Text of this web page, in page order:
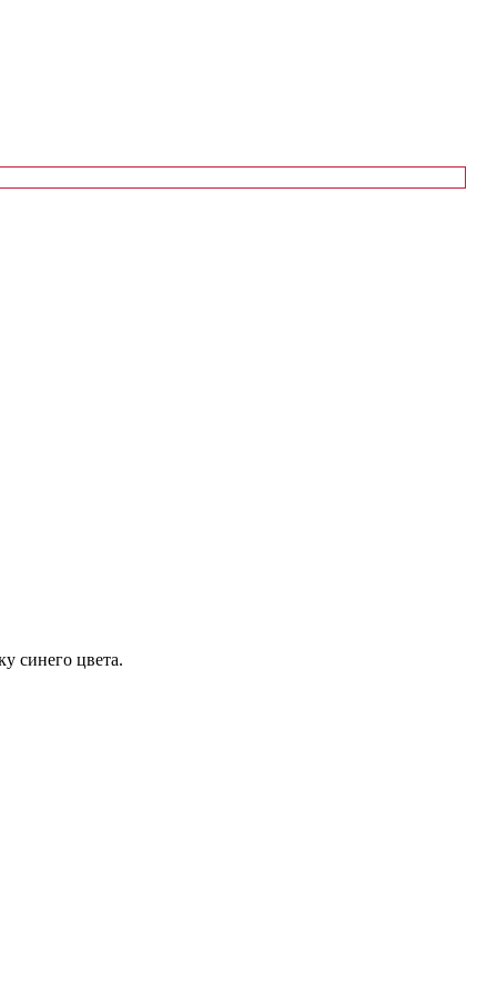
синего цвета.